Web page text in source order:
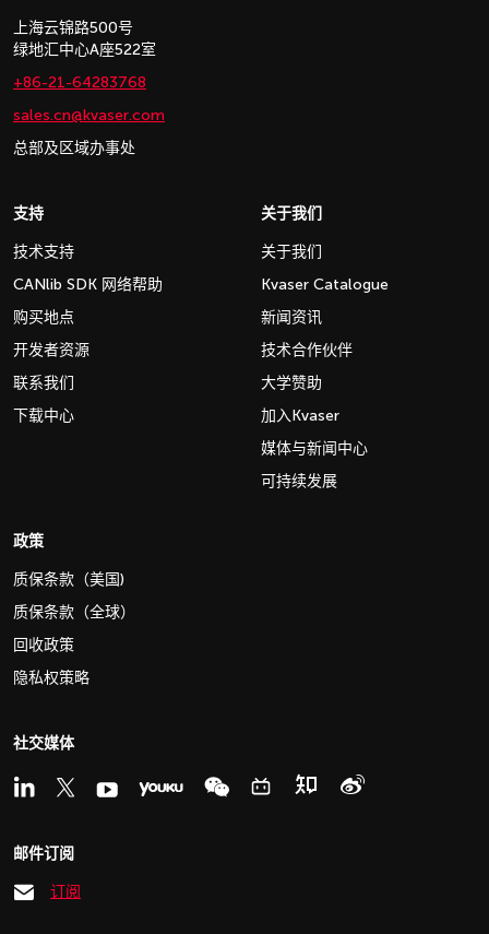
上海云锦路500号
绿地汇中心A座522室
+86-21-64283768
sales.cn@kvaser.com
总部及区域办事处
支持
技术支持
CANlib SDK 网络帮助
购买地点
开发者资源
联系我们
下载中心
关于我们
关于我们
Kvaser Catalogue
新闻资讯
技术合作伙伴
大学赞助
加入Kvaser
媒体与新闻中心
可持续发展
政策
质保条款（美国)
质保条款（全球）
回收政策
隐私权策略
社交媒体
邮件订阅
订阅